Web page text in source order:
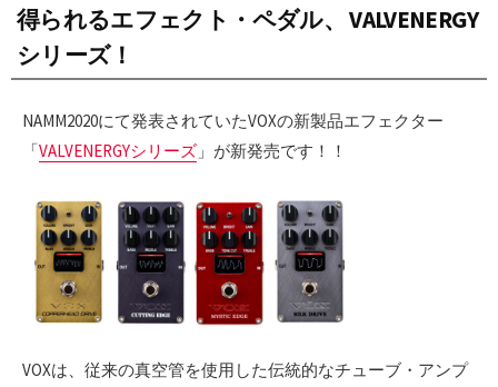
得られるエフェクト・ペダル、 VALVENERGY
シリーズ！
NAMM2020にて発表されていたVOXの新製品エフェクター
「VALVENERGYシリーズ 」が新発売です！！
VOXは、従来の真空管を使用した伝統的なチューブ・アンプ